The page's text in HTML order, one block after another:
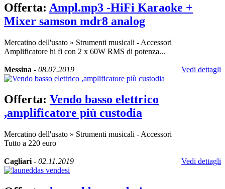
Offerta: Ampl.mp3 -HiFi Karaoke +
Mixer samson mdr8 analog
Mercatino dell'usato » Strumenti musicali - Accessori
Amplificatore hi fi con 2 x 60W RMS di potenza...
Messina - 08.07.2019 Vedi dettagli
Offerta: Vendo basso elettrico
,amplificatore più custodia
Mercatino dell'usato » Strumenti musicali - Accessori
Tutto a 220 euro
Cagliari - 02.11.2019 Vedi dettagli